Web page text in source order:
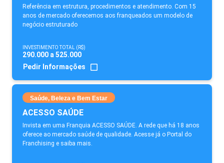
Referência em estrutura, procedimentos e atendimento. Com 15
anos de mercado oferecemos aos franqueados um modelo de
negócio estruturado
INVESTIMENTO TOTAL (R$)
290.000 a 525.000
Pedir Informações
Saúde, Beleza e Bem Estar
ACESSO SAÚDE
Invista em uma Franquia ACESSO SAÚDE. A rede que há 18 anos
oferece ao mercado saúde de qualidade. Acesse já o Portal do
Franchising e saiba mais.